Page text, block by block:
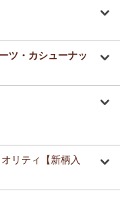
新入荷！
ット
ニ（アフリカの精
土）予約販売開始
めて
≪数量限定販売
ですが、ネットに入れ
干し、うちの場合は
殆どない（個人の感想
がいいアクセントに
想
す。
ツ・カシューナッ
リティ【新柄入